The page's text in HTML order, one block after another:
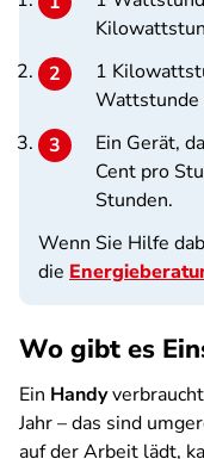
1
Wattstunde
Ein Gerät,
Cent pro
Stunden.
Wenn Sie Hilfe
die
Wo gibt es
Ein Handy
Jahr – das sind
auf der Arbeit lädt,